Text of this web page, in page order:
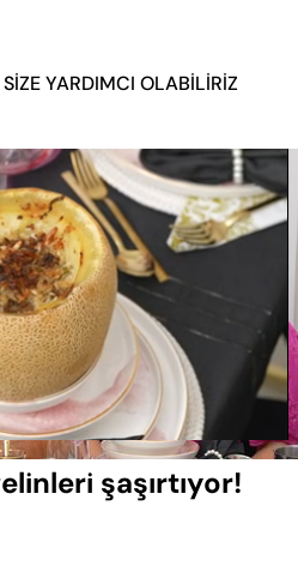
YARDIMCI OLABİLİRİZ
Yüklendi
100.00%
Oynatma
Hızı
şaşırtıyor!